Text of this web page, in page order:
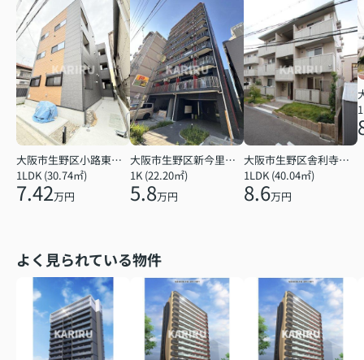
大阪市生野区小路東５丁目
1LDK (30.74㎡)
7.42万円
大阪市生野区新今里３丁目
1K (22.20㎡)
5.8万円
大阪市生野区舎利寺３丁目
1LDK (40.04㎡)
8.6万円
よく見られている物件